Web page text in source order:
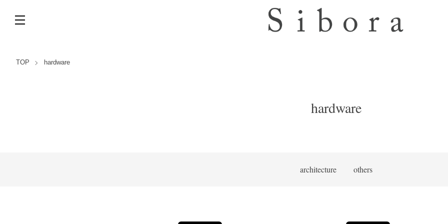
TOP hardware
hardware
architecture others